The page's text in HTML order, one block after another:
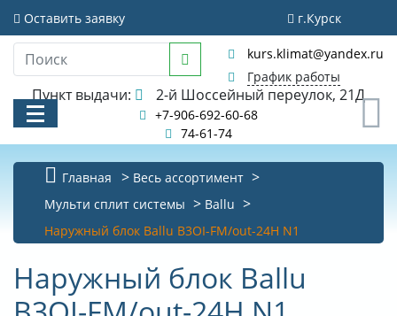
Оставить заявку г.Курск
kurs.klimat@yandex.ru
График работы
Пункт выдачи: 2-й Шоссейный переулок, 21Д
+7-906-692-60-68
74-61-74
КАТАЛОГ
АКЦИИ И РАСПРОДАЖИ
УСЛУГИ
БИБЛИОТЕКА
Главная
Весь ассортимент
Мульти сплит системы
Ballu
Наружный блок Ballu B3OI-FM/out-24H N1
Наружный блок Ballu